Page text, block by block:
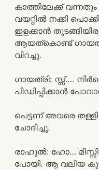
കാത്തിലേക്ക്
വയറ്റിൽ നക്കി
ഇളക്കാൻ
ആയത്കൊണ്ട്
വിറച്ചു.
ഗായത്രി: സ്സ്‌….
പീഡിപ്പിക്കാൻ
പെട്ടന്ന് അവരെ
ചോദിച്ചു.
രാഹുൽ: ഹോ…
പോയി. ആ വലിയ